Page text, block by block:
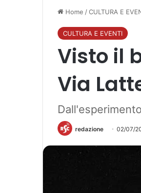
Home /CULTURA E
CULTURA E EVENTI
Visto il
Via
redazione 02/07/